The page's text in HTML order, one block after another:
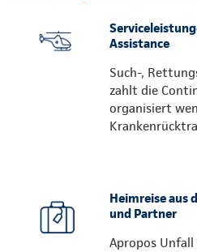
Assistance
Such-,
zahlt die
organisiert
Heimreise aus
und Partner
Apropos Unfall